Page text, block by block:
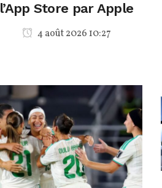
l’App Store par Apple
4 août 2026 10:27